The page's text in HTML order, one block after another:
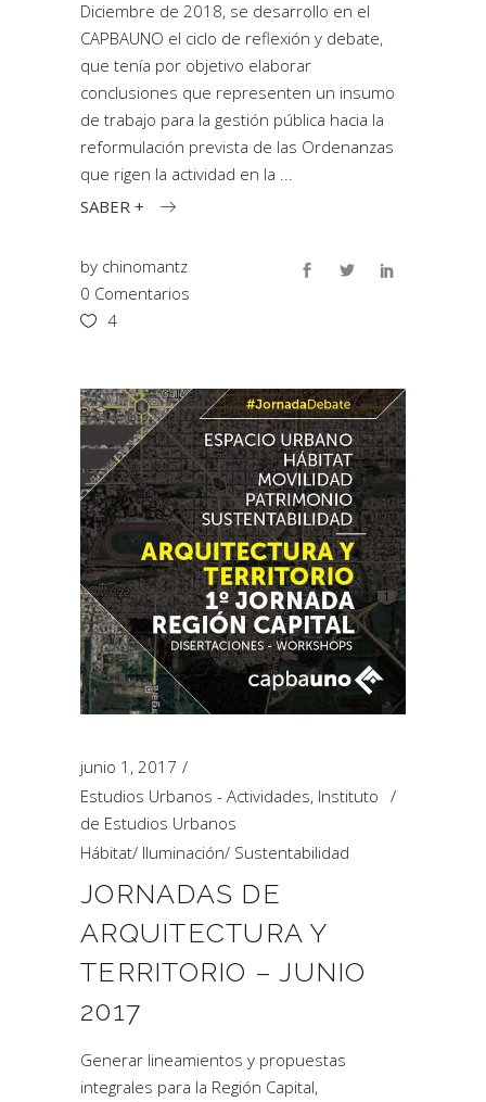
Diciembre de 2018, se desarrollo en el
CAPBAUNO el ciclo de reflexión y debate,
que tenía por objetivo elaborar
conclusiones que representen un insumo
de trabajo para la gestión pública hacia la
reformulación prevista de las Ordenanzas
que rigen la actividad en la
SABER +
by chinomantz
0 Comentarios
4
junio 1, 2017
Estudios Urbanos - Actividades, Instituto
de Estudios Urbanos
Hábitat/ Iluminación/ Sustentabilidad
JORNADAS DE
ARQUITECTURA Y
TERRITORIO – JUNIO
2017
Generar lineamientos y propuestas
integrales para la Región Capital,